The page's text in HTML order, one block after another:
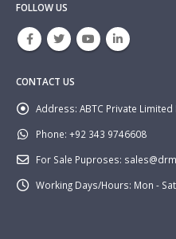
FOLLOW US
CONTACT US
Address: ABTC Private Limited
Phone: +92 343 9746608
For Sale Puproses:
Working Days/Hours: Mon -